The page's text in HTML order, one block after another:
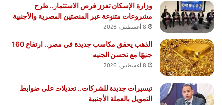
وزارة الإسكان تعزز فرص الاستثمار.. طرح
مشروعات متنوعة عبر المنصتين المصرية والأجنبية
8 أغسطس، 2026
الذهب يحقق مكاسب جديدة في مصر.. ارتفاع 160
جنيهًا مع تحسن الجنيه
8 أغسطس، 2026
تيسيرات جديدة للشركات.. تعديلات على ضوابط
التمويل بالعملة الأجنبية